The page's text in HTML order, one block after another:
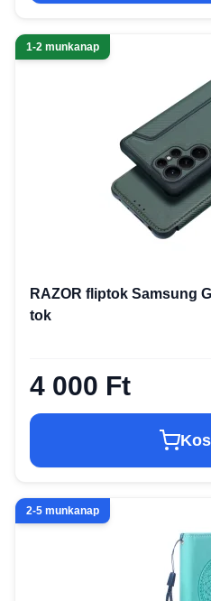
1-2 munkanap
RAZOR fliptok Samsung
tok
4 000 Ft
2-5 munkanap